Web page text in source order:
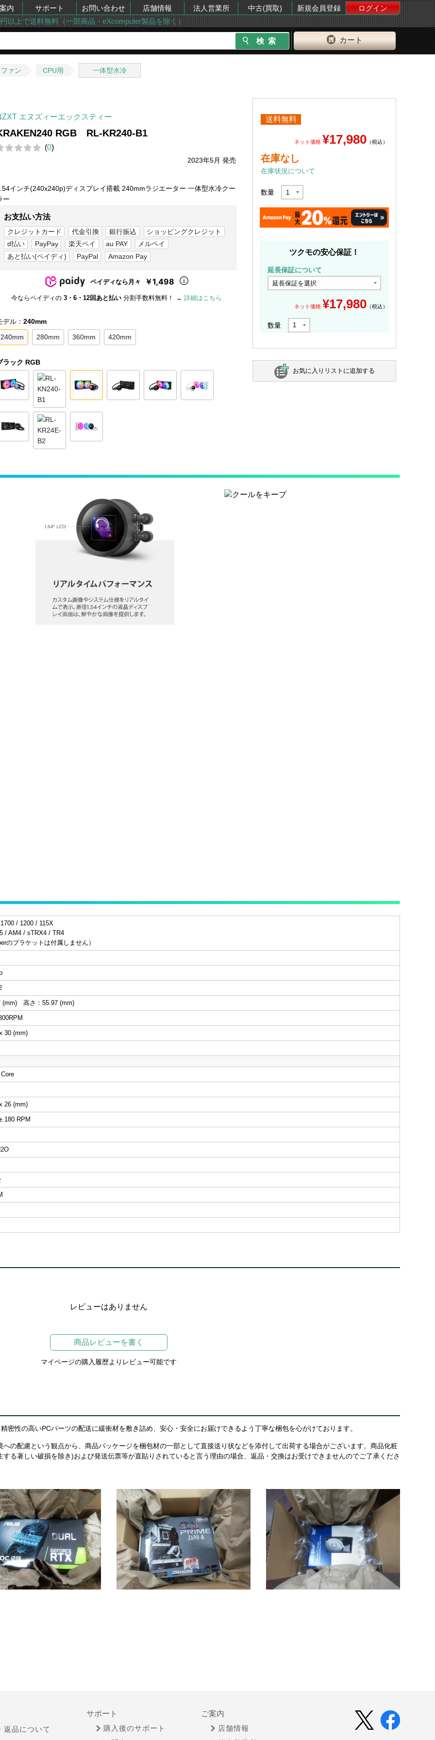
内 サポート お問い合わせ 店舗情報 法人営業所 中古(買取) 新規会員登録
ログイン
以上で送料無料（一部商品・eXcomputer製品を除く）
カート
ァン CPU用 一体型水冷
エヌズィーエックスティー
RGB RL-KR240-B1
(0)
2023年5月 発売
インチ(240x240p)ディスプレイ搭載 240mmラジエーター 一体型水冷クー
ー
お支払い方法
クレジットカード 代金引換 銀行振込
ショッピングクレジット
d払い
PayPay 楽天ペイ au PAY
メルペイ
あと払い(ペイディ)
PayPal Amazon Pay
ペイディなら月々 ￥1,498
今ならペイディの 3・6・12回あと払い 分割手数料無料！ → 詳細はこちら
デル： 240mm
240mm 280mm 360mm 420mm
ラック RGB
送料無料
ネット価格 ¥17,980 （税込）
在庫なし
在庫状況について
数量
ツクモの安心保証！
延長保証について
ネット価格 ¥17,980 （税込）
数量
お気に入りリストに追加する
/ 1200 / 115X
/ AM4 / sTRX4 / TR4
のブラケットは付属しません）
(mm) 高さ：55.97 (mm)
30 (mm)
26 (mm)
180 RPM
レビューはありません
商品レビューを書く
マイページの購入履歴よりレビュー可能です
密性の高いPCパーツの配送に緩衝材を敷き詰め、安心・安全にお届けできるよう丁寧な梱包を心がけております。
の配慮という観点から、商品パッケージを梱包材の一部として直接送り状などを添付して出荷する場合がございます。商品化粧
る著しい破損を除き)および発送伝票等が直貼りされていると言う理由の場合、返品・交換はお受けできませんのでご了承くださ
返品について
サポート
購入後のサポート
ご案内
店舗情報